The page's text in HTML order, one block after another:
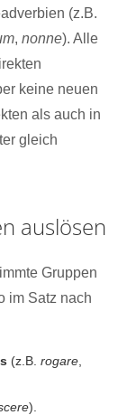
(z.B.
, nonne). Alle
keine neuen
als auch in
gleich
auslösen
Gruppen
im Satz nach
(z.B. rogare
).